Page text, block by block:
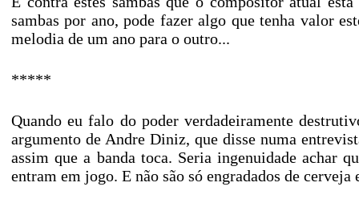
sambas por ano, pode fazer algo que tenha valor
melodia de um ano para o outro...
*****
Quando eu falo do poder verdadeiramente
argumento de Andre Diniz, que disse numa
assim que a banda toca. Seria ingenuidade achar
entram em jogo. E não são só engradados de cerveja